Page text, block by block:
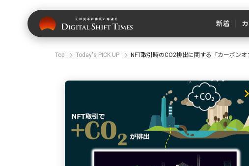
新着
Top Today's PICK UP NFT取引時のCO2排出に関する「カーボン